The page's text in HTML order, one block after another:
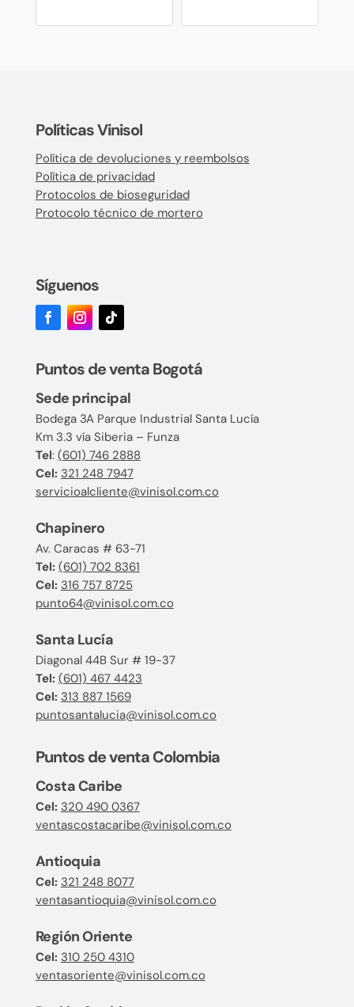
Políticas Vinisol
Política de devoluciones y reembolsos
Política de privacidad
Protocolos de bioseguridad
Protocolo técnico de mortero
Síguenos
Puntos de venta Bogotá
Sede principal
Bodega 3A Parque Industrial Santa Lucía
Km 3.3 vía Siberia – Funza
Tel: (601) 746 2888
Cel: 321 248 7947
servicioalcliente@vinisol.com.co
Chapinero
Av. Caracas # 63-71
Tel: (601) 702 8361
Cel: 316 757 8725
punto64@vinisol.com.co
Santa Lucía
Diagonal 44B Sur # 19-37
Tel: (601) 467 4423
Cel: 313 887 1569
puntosantalucia@vinisol.com.co
Puntos de venta Colombia
Costa Caribe
Cel: 320 490 0367
ventascostacaribe@vinisol.com.co
Antioquia
Cel: 321 248 8077
ventasantioquia@vinisol.com.co
Región Oriente
Cel: 310 250 4310
ventasoriente@vinisol.com.co